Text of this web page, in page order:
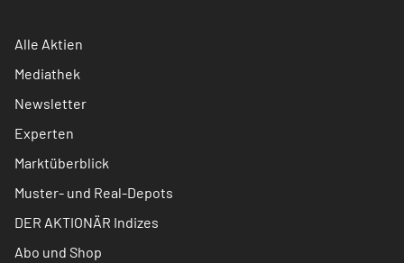
Alle Aktien
Mediathek
Newsletter
Experten
Marktüberblick
Muster- und Real-Depots
DER AKTIONÄR Indizes
Abo und Shop